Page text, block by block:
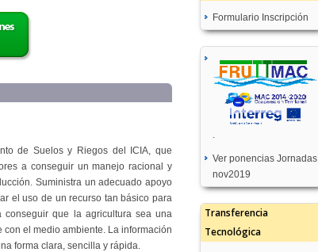
de Suelos y Riegos del ICIA, que
a conseguir un manejo racional y
Suministra un adecuado apoyo
el uso de un recurso tan básico para
que la agricultura sea una
el medio ambiente. La información
forma clara, sencilla y rápida.
Formulario Inscripción
.
Ver ponencias Jornadas
nov2019
Transferencia
Tecnológica